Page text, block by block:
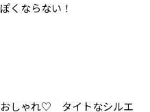
くならない！
おしゃれ♡ タイトなシルエ